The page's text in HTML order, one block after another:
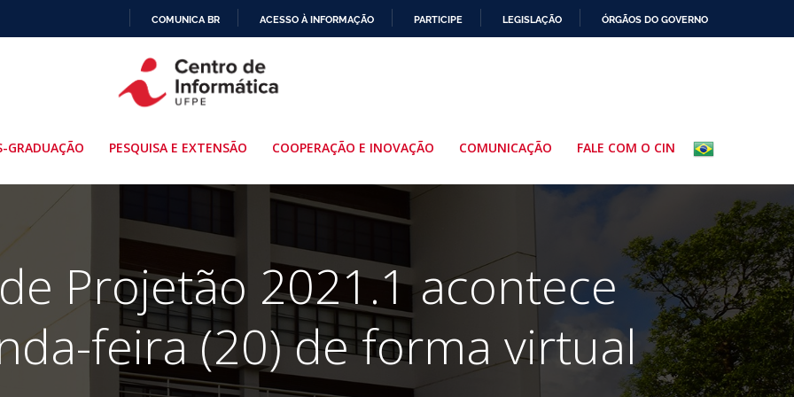
PARA
O
COMUNICA BR ACESSO À INFORMAÇÃO PARTICIPE LEGISLAÇÃO ÓRGÃOS DO GOVERNO
GRADUAÇÃO PESQUISA E EXTENSÃO COOPERAÇÃO E INOVAÇÃO COMUNICAÇÃO FALE COM O CIN
Projetão 2021.1 acontece
feira (20) de forma virtual